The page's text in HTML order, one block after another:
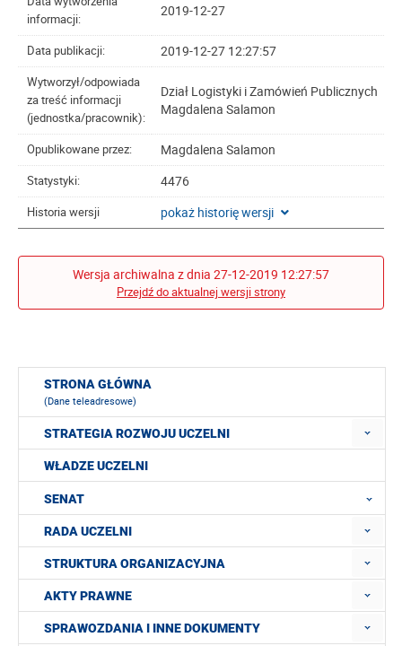
informacji:
2019-12-27
Data publikacji: 2019-12-27 12:27:57
Wytworzył/odpowiada
za treść informacji
(jednostka/pracownik):
Dział Logistyki i Zamówień Publicznych
Magdalena Salamon
Opublikowane przez: Magdalena Salamon
Statystyki: 4476
Historia wersji pokaż historię wersji
Wersja archiwalna z dnia 27-12-2019 12:27:57
Przejdź do aktualnej wersji strony
STRONA GŁÓWNA
(Dane teleadresowe)
STRATEGIA ROZWOJU UCZELNI
WŁADZE UCZELNI
SENAT
RADA UCZELNI
STRUKTURA ORGANIZACYJNA
AKTY PRAWNE
SPRAWOZDANIA I INNE DOKUMENTY